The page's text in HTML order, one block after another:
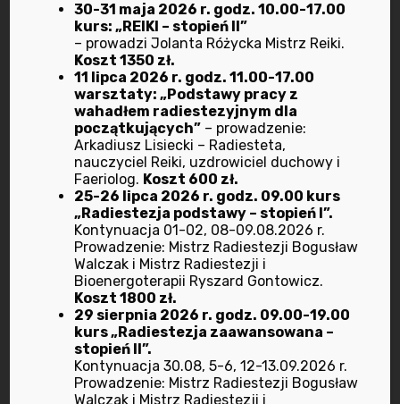
lipiec 2022
czerwiec 2022
maj 2022
kwiecień 2022
marzec 2022
luty 2022
styczeń 2022
grudzień 2021
listopad 2021
30-31 maja 2026 r. godz. 10.00-17.00
kurs: „REIKI – stopień II”
– prowadzi Jolanta Różycka Mistrz Reiki.
Koszt 1350 zł.
11 lipca 2026 r. godz. 11.00-17.00
warsztaty: „Podstawy pracy z
wahadłem radiestezyjnym dla
początkujących” – prowadzenie:
Arkadiusz Lisiecki – Radiesteta,
nauczyciel Reiki, uzdrowiciel duchowy i
Faeriolog. Koszt 600 zł.
25-26 lipca 2026 r. godz. 09.00 kurs
„Radiestezja podstawy – stopień I”.
Kontynuacja 01-02, 08-09.08.2026 r.
Prowadzenie: Mistrz Radiestezji Bogusław
Walczak i Mistrz Radiestezji i
Bioenergoterapii Ryszard Gontowicz.
Koszt 1800 zł.
29 sierpnia 2026 r. godz. 09.00-19.00
kurs „Radiestezja zaawansowana –
stopień II”.
Kontynuacja 30.08, 5-6, 12-13.09.2026 r.
Prowadzenie: Mistrz Radiestezji Bogusław
Walczak i Mistrz Radiestezji i